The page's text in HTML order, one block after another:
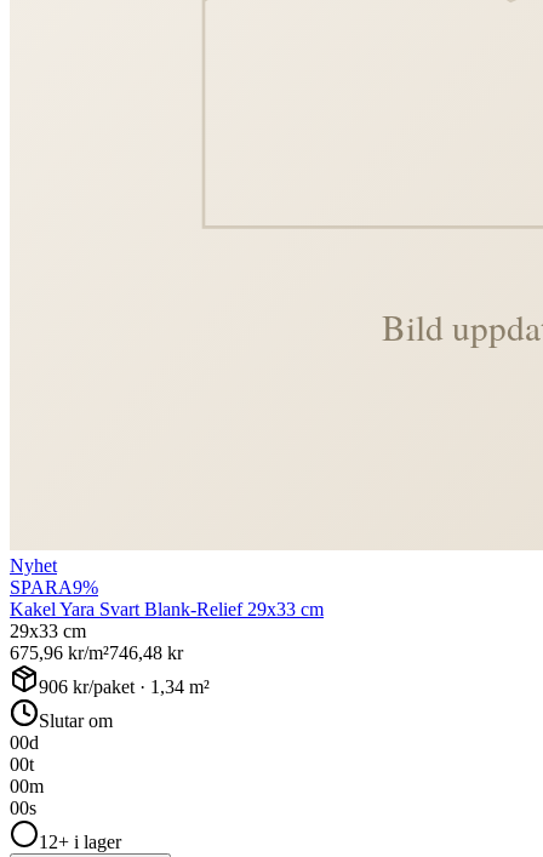
Nyhet
SPARA9%
Kakel Yara Svart Blank-Relief 29x33 cm
29x33 cm
675,96 kr/m²746,48 kr
906 kr/paket · 1,34 m²
Slutar om
00d
00t
00m
00s
12+ i lager